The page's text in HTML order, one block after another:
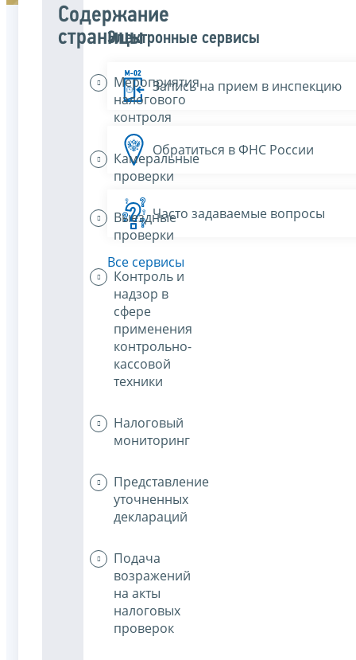
Содержание
страницы
Мероприятия
налогового
контроля
Камеральные
проверки
Выездные
проверки
Контроль и
надзор в
сфере
применения
контрольно-
кассовой
техники
Налоговый
мониторинг
Представление
уточненных
деклараций
Подача
возражений
на акты
налоговых
проверок
Электронные сервисы
Запись на прием в инспекцию
Обратиться в ФНС России
Часто задаваемые вопросы
Все сервисы